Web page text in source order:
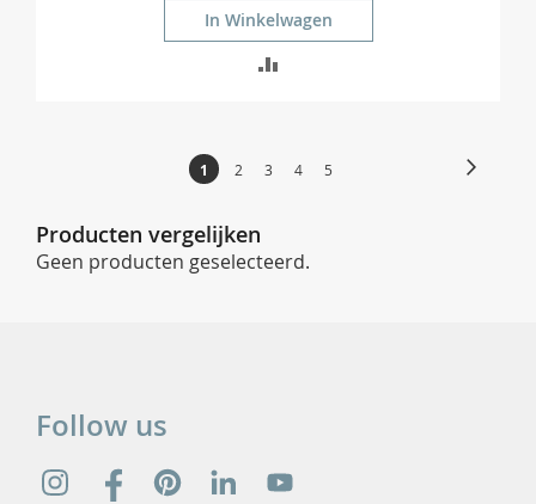
In Winkelwagen
Pagina
U
lees
pagina
1 Pagina
2 Pagina
3 Pagina
4 Pagina
5
Producten vergelijken
Geen producten geselecteerd.
Follow us